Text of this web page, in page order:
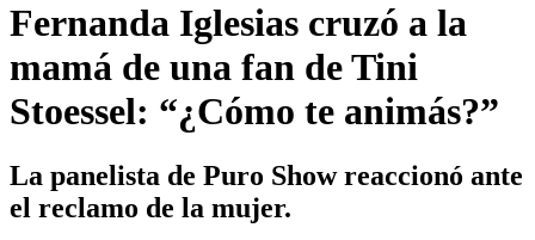
Fernanda Iglesias cruzó a la
mamá de una fan de Tini
Stoessel: “¿Cómo te animás?”
La panelista de Puro Show reaccionó ante
el reclamo de la mujer.